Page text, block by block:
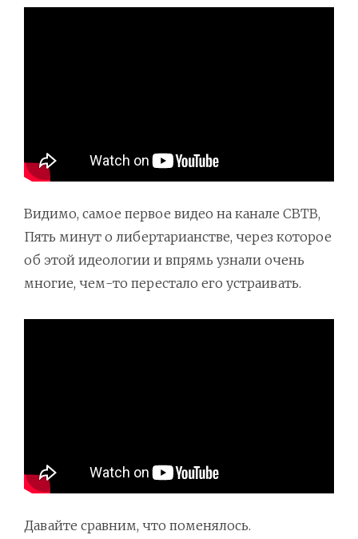
Видимо, самое первое видео на канале СВТВ,
Пять минут о либертарианстве, через которое
об этой идеологии и впрямь узнали очень
многие, чем-то перестало его устраивать.
Давайте сравним, что поменялось.